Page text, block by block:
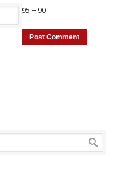
95 − 90 =